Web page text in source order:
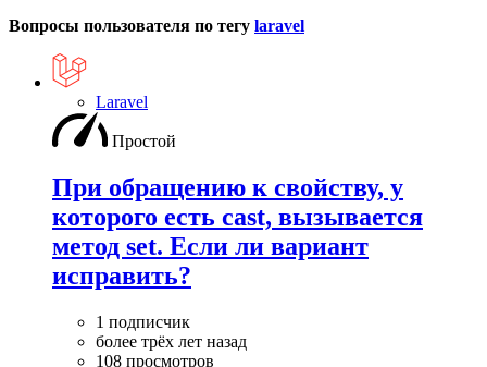
Вопросы пользователя по тегу laravel
Laravel
Простой
При обращению к свойству, у
которого есть cast, вызывается
метод set. Если ли вариант
исправить?
1 подписчик
более трёх лет назад
108 просмотров